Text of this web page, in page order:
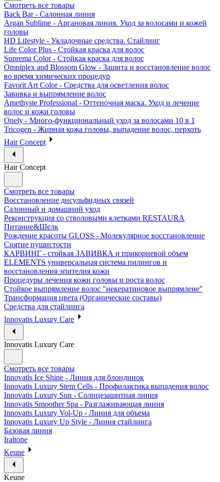
Смотреть все товары
Back Bar - Салонная линия
Argan Sublime - Аргановая линия. Уход за волосами и кожей
головы
HD Lifestyle - Укладочные средства. Стайлинг
Life Color Plus - Стойкая краска для волос
Suprema Color - Стойкая краска для волос
Omniplex and Blossom Glow - Защита и восстановление волос
во время химических процедур
Favorit Art Color - Средства для осветления волос
Завивка и выпрямление волос
Amethyste Professional - Оттеночная маска. Уход и лечение
волос и кожи головы
Onely - Много-функциональный уход за волосами 10 в 1
Tricogen - Жирная кожа головы, выпадение волос, перхоть
Hair Concept
Hair Concept
Смотреть все товары
Восстановление дисульфидных связей
Салонный и домашний уход
Реконструкция со стволовыми клетками RESTAURA
Питание&Шелк
Рождение красоты GLOSS - Молекулярное восстановление
Снятие пушистости
КАРВИНГ - стойкая ЗАВИВКА и прикорневой объем
ELEMENTS универсальная система пилингов и
восстановления эпителия кожи
Процедуры лечения кожи головы и роста волос
Стойкое выпрямление волос "некератиновое выпрямлене"
Трансформация цвета (Органические составы)
Средства для стайлинга
Innovatis Luxury Care
Innovatis Luxury Care
Смотреть все товары
Innovatis Ice Shine - Линия для блондинок
Innovatis Luxury Stem Cells - Профилактика выпадения волос
Innovatis Luxury Sun - Солнцезащитная линия
Innovatis Smoother Spa - Разглаживающая линия
Innovatis Luxury Vol-Up - Линия для объема
Innovatis Luxury Up Style - Линия стайлинга
Базовая линия
Iraltone
Keune
Keune